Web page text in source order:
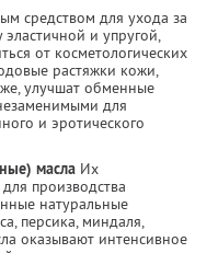
средством для ухода за
и упругой,
от косметологических
растяжки кожи,
улучшат обменные
для
и эротического
масла Их
производства
натуральные
персика, миндаля,
оказывают интенсивное